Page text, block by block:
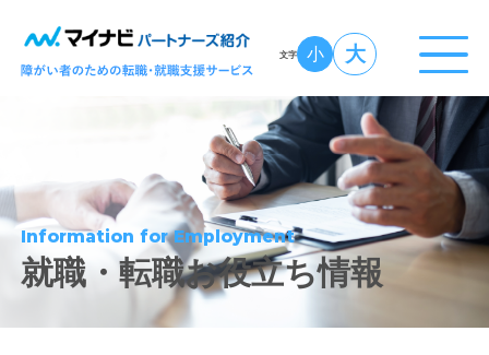
文字 小 大
Information for Employment
就職・転職お役立ち情報